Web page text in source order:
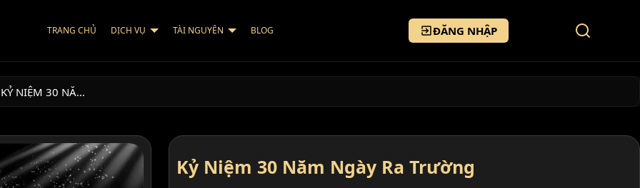
TRANG CHỦ DỊCH VỤ TÀI NGUYÊN BLOG ĐĂNG NHẬP
KỶ NIỆM 30 NĂ…
Kỷ Niệm 30 Năm Ngày Ra Trường